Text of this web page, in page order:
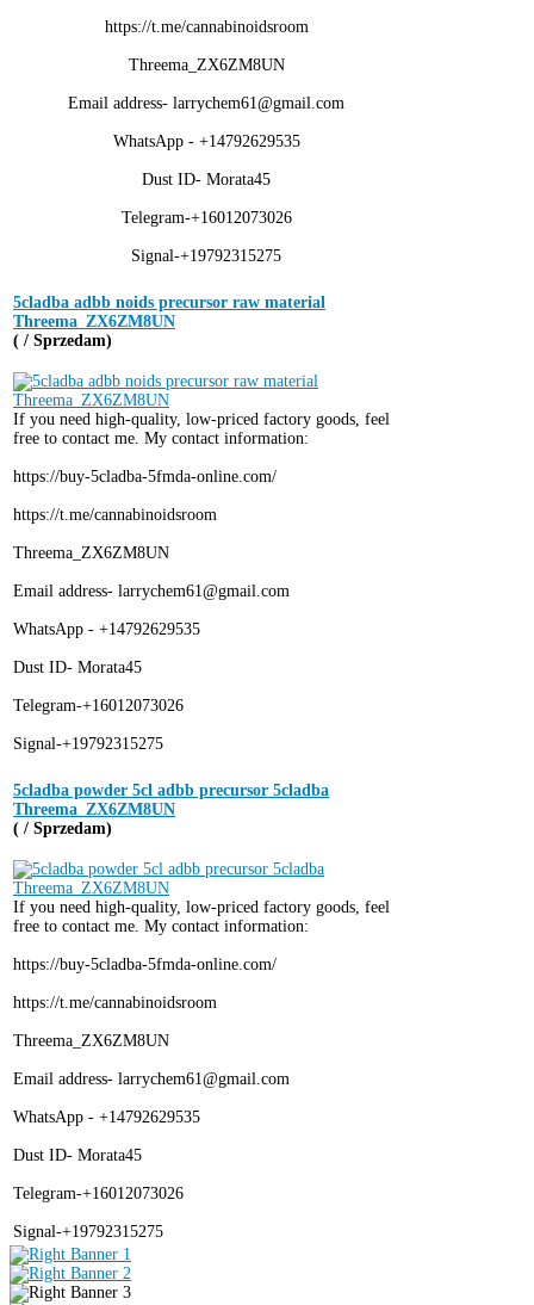
https://t.me/cannabinoidsroom
Threema_ZX6ZM8UN
Email address- larrychem61@gmail.com
WhatsApp - +14792629535
Dust ID- Morata45
Telegram-+16012073026
Signal-+19792315275
5cladba adbb noids precursor raw material
Threema_ZX6ZM8UN
( / Sprzedam)
If you need high-quality, low-priced factory goods, feel
free to contact me. My contact information:
https://buy-5cladba-5fmda-online.com/
https://t.me/cannabinoidsroom
Threema_ZX6ZM8UN
Email address- larrychem61@gmail.com
WhatsApp - +14792629535
Dust ID- Morata45
Telegram-+16012073026
Signal-+19792315275
5cladba powder 5cl adbb precursor 5cladba
Threema_ZX6ZM8UN
( / Sprzedam)
If you need high-quality, low-priced factory goods, feel
free to contact me. My contact information:
https://buy-5cladba-5fmda-online.com/
https://t.me/cannabinoidsroom
Threema_ZX6ZM8UN
Email address- larrychem61@gmail.com
WhatsApp - +14792629535
Dust ID- Morata45
Telegram-+16012073026
Signal-+19792315275